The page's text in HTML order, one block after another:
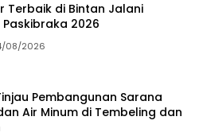
Terbaik di Bintan Jalani
2026
08/2026
Pembangunan Sarana
Air Minum di Tembeling dan